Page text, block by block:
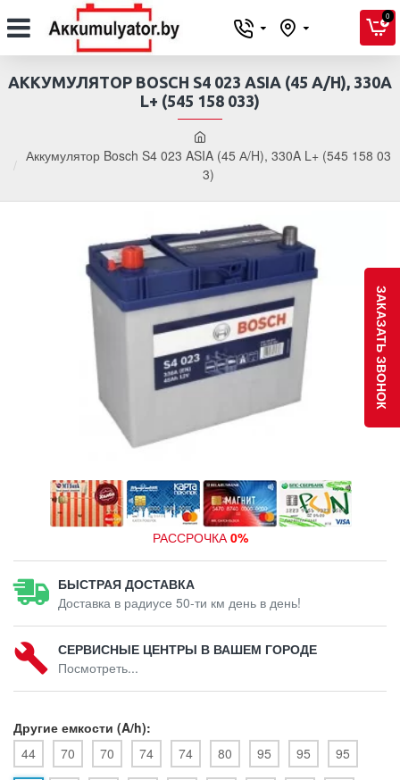
0
Аккумулятор Bosch S4 023 ASIA (45 А/H), 330A L+ (545 158 03
3)
АККУМУЛЯТОР BOSCH S4 023 ASIA (45 А/H), 330A
L+ (545 158 033)
БЫСТРАЯ ДОСТАВКА
Доставка в радиусе 50-ти км день в день!
РАССРОЧКА 0%
СЕРВИСНЫЕ ЦЕНТРЫ В ВАШЕМ ГОРОДЕ
Посмотреть...
Другие емкости (A/h):
44
70 70 74 74 80 95 95 95
ЗАКАЗАТЬ ЗВОНОК